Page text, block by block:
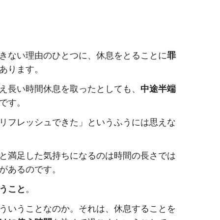
ない理由のひとつに、休息をとることに罪
ります。
い時間休息を取ったとしても、 中途半端
す。
フレッシュできた」というふうには思えな
満足した気持ちになるのは時間の長さでは
あるのです。
こと。
いうことなのか。それは、休息することを